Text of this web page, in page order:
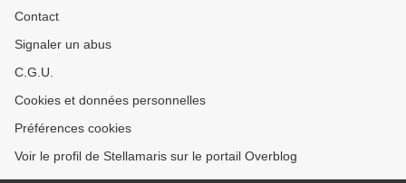
Contact
Signaler un abus
C.G.U.
Cookies et données personnelles
Préférences cookies
Voir le profil de Stellamaris sur le portail Overblog